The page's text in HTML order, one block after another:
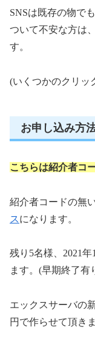
SNSは既存の物で
ついて不安な方は
す。
(いくつかのクリッ
お申し込み方
こちらは紹介者コ
紹介者コードの無
スになります。
残り5名様、2021
ます。(早期終了有
エックスサーバの
円で作らせて頂きま